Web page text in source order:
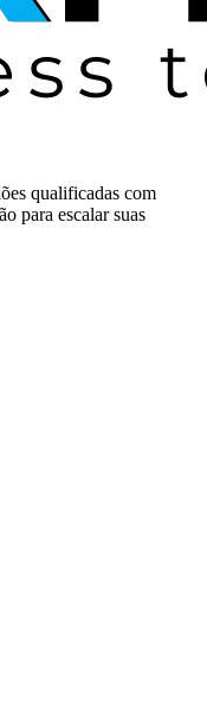
qualificadas com
para escalar suas